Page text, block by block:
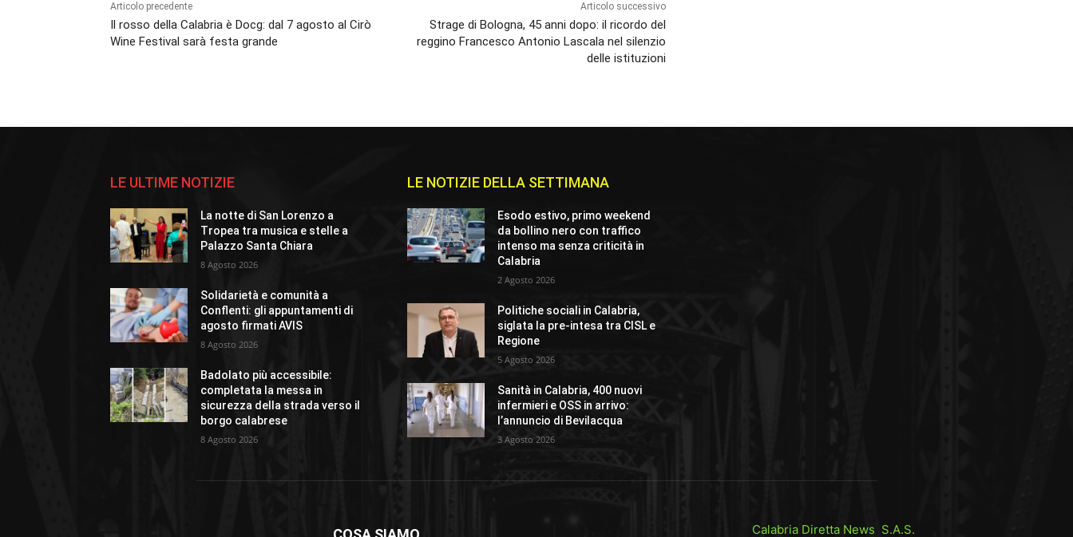
Articolo precedente
Il rosso della Calabria è Docg: dal 7 agosto al Cirò
Wine Festival sarà festa grande
Articolo successivo
Strage di Bologna, 45 anni dopo: il ricordo del
reggino Francesco Antonio Lascala nel silenzio
delle istituzioni
LE ULTIME NOTIZIE
La notte di San Lorenzo a
Tropea tra musica e stelle a
Palazzo Santa Chiara
8 Agosto 2026
Solidarietà e comunità a
Conflenti: gli appuntamenti di
agosto firmati AVIS
8 Agosto 2026
Badolato più accessibile:
completata la messa in
sicurezza della strada verso il
borgo calabrese
8 Agosto 2026
LE NOTIZIE DELLA SETTIMANA
Esodo estivo, primo weekend
da bollino nero con traffico
intenso ma senza criticità in
Calabria
2 Agosto 2026
Politiche sociali in Calabria,
siglata la pre-intesa tra CISL e
Regione
5 Agosto 2026
Sanità in Calabria, 400 nuovi
infermieri e OSS in arrivo:
l’annuncio di Bevilacqua
3 Agosto 2026
Calabria Diretta News S.A.S.